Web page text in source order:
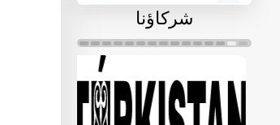
شركاؤنا